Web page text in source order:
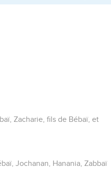
Zacharie, fils de Bébaï, et
Jochanan, Hanania, Zabbaï